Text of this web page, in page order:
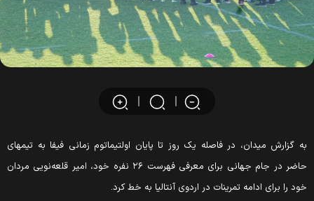
گزارش میدان، در فاصله یک روز تا پایان اولتیماتوم زمانی فیفا به تیمهای
حاضر در جام جهانی برای معرفی فهرست ٢۶ نفره خود، امیر قلعه‌نویی مردان
را برای ادامه تمرینات در اردوی آنتالیا به خط کرد.